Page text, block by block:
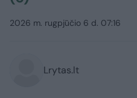
2026 m. rugpjūčio 6 d. 07:16
Lrytas.lt